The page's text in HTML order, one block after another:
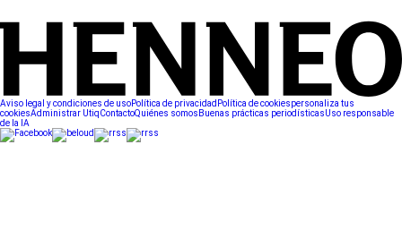
Aviso legal y condiciones de usoPolítica de privacidad Política de cookiespersonaliza tus
cookiesAdministrar UtiqContactoQuiénes somos Buenas prácticas periodísticasUso responsable
de la IA